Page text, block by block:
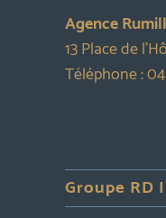
Agence
13 Place de
Téléphone :
Groupe RD